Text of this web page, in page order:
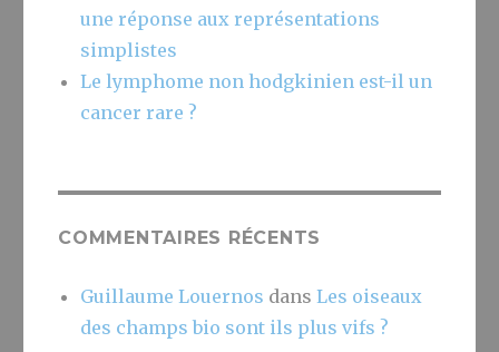
une réponse aux représentations
simplistes
Le lymphome non hodgkinien est-il un
cancer rare ?
COMMENTAIRES RÉCENTS
Guillaume Louernos dansLes oiseaux
des champs bio sont ils plus vifs ?